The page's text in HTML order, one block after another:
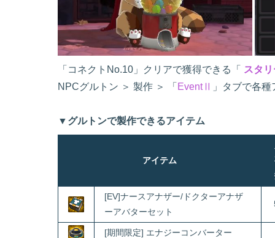
「コネクトNo.10」クリアで獲得できる「
スタ
NPCグルトン ＞ 製作 ＞ 「 EventⅡ 」タブで各
▼グルトンで製作できるアイテム
アイテム
[EV]ナースアナザー/ドクターアナザ
ーアバターセット
[期間限定] エナジーコンバーター